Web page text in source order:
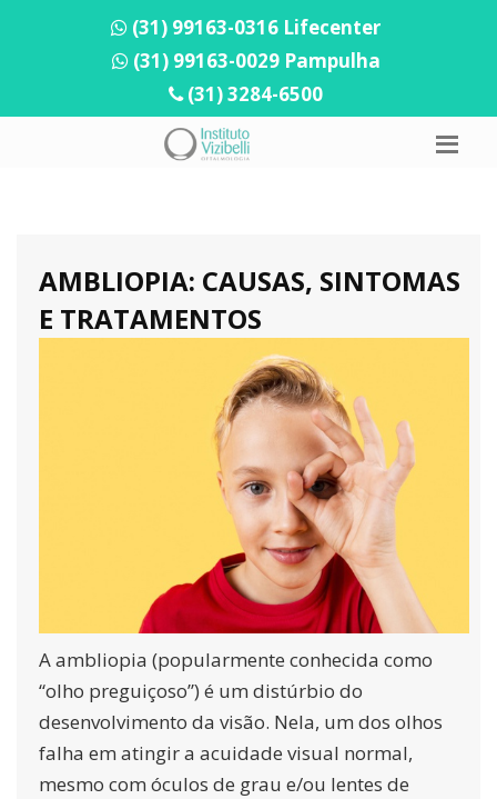
(31) 99163-0316 Lifecenter
(31) 99163-0029 Pampulha
(31) 3284-6500
AMBLIOPIA: CAUSAS, SINTOMAS
E TRATAMENTOS
A ambliopia (popularmente conhecida como
“olho preguiçoso”) é um distúrbio do
desenvolvimento da visão. Nela, um dos olhos
falha em atingir a acuidade visual normal,
mesmo com óculos de grau e/ou lentes de